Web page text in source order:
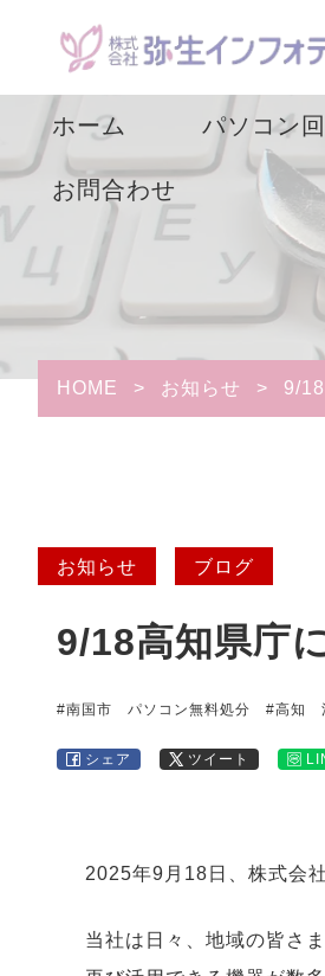
ホーム パソコン
機器別回収費
回収後はどう
の？
お問合わせ
HOME > お知らせ > 9/
お知らせ ブログ
9/18高知県庁
#南国市 パソコン無料処分 #高知
シェア ツイート
2025年9月18日、株式会
当社は日々、地域の皆さ